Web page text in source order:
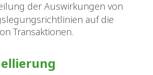
der Auswirkungen von
auf die
Transaktionen.